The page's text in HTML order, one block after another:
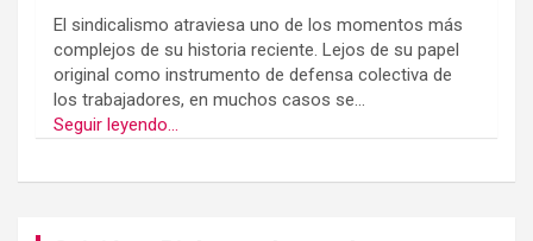
El sindicalismo atraviesa uno de los momentos más
complejos de su historia reciente. Lejos de su papel
original como instrumento de defensa colectiva de
los trabajadores, en muchos casos se...
Seguir leyendo...